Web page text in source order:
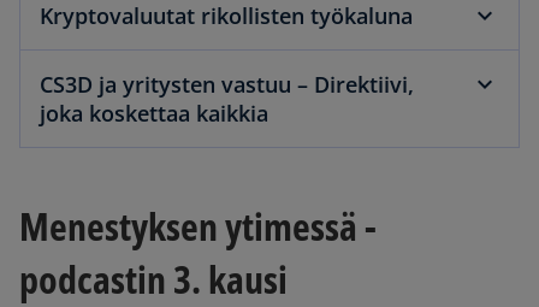
Kryptovaluutat rikollisten työkaluna
CS3D ja yritysten vastuu – Direktiivi,
joka koskettaa kaikkia
Menestyksen ytimessä -
podcastin 3. kausi